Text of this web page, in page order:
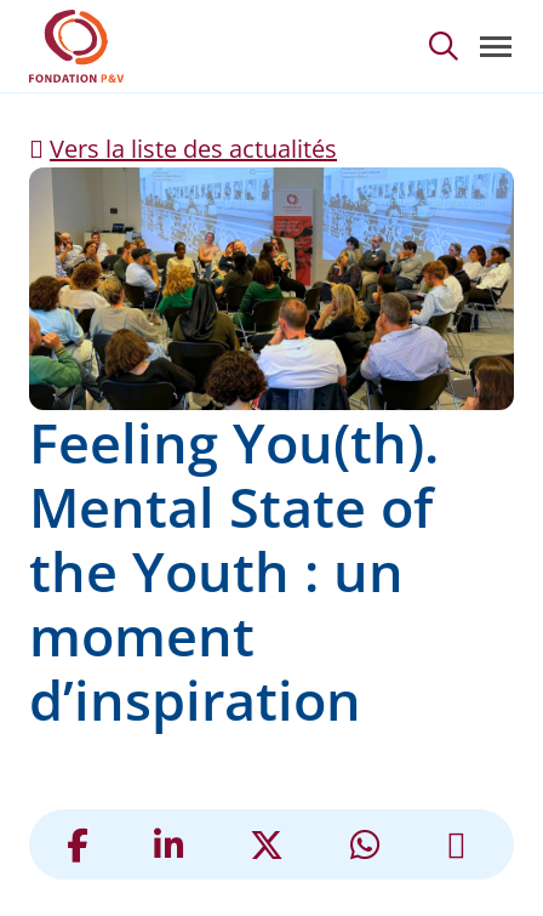
Saut au contenu principal
Feeling You(th).
Vers la liste des actualités
Feeling You(th).
Mental State of
the Youth : un
moment
d’inspiration